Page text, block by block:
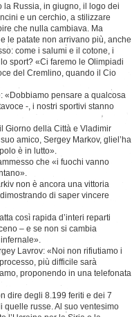
la Russia, in giugno, il logo dei
e un cerchio, a stilizzare
che nulla cambiava. Ma
le patate non arrivano più, anche
come i salumi e il cotone, i
sport? «Ci faremo le Olimpiadi
del Cremlino, quando il Cio
«Dobbiamo pensare a qualcosa
-, i nostri sportivi stanno
Giorno della Città e Vladimir
amico, Sergey Markov, gliel’ha
è in lutto».
che «i fuochi vanno
non è ancora una vittoria
di saper vincere
così rapida d’interi reparti
– e se non si cambia
Lavrov: «Noi non rifiutiamo i
più difficile sarà
proponendo in una telefonata
dire degli 8.199 feriti e dei 7
quelle russe. Al suo ventesimo